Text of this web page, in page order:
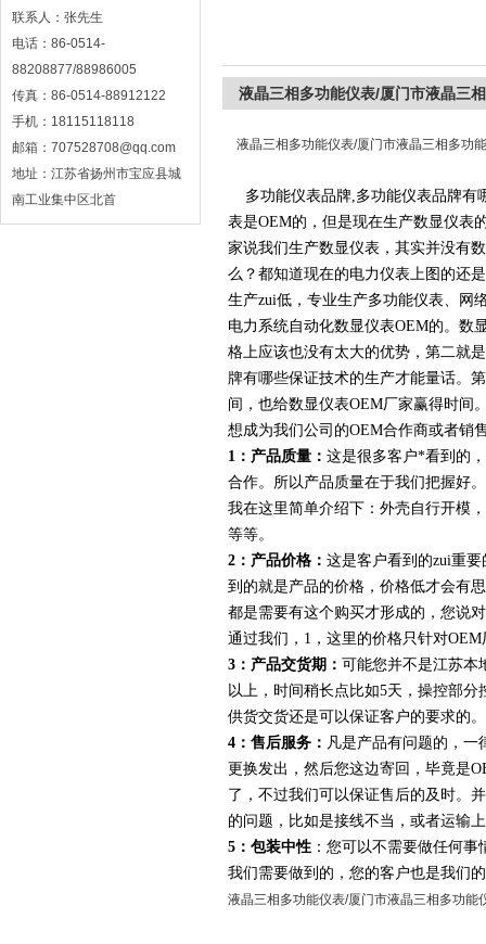
联系人：张先生
电话：86-0514-
88208877/88986005
传真：86-0514-88912122
手机：18115118118
邮箱：707528708@qq.com
地址：江苏省扬州市宝应县城
南工业集中区北首
液晶三相多功能仪表/厦门市液晶三
液晶三相多功能仪表/厦门市液晶三相多功
多功能仪表品牌,多功能仪表品牌有
表是OEM的，但是现在生产数显仪表
家说我们生产数显仪表，其实并没有
么？都知道现在的电力仪表上图的还
生产zui低，专业生产多功能仪表、网
电力系统自动化数显仪表OEM的。数
格上应该也没有太大的优势，第二就
牌有哪些保证技术的生产才能量话。
间，也给数显仪表OEM厂家赢得时间
想成为我们公司的OEM合作商或者销
1：产品质量： 这是很多客户*看到的
合作。所以产品质量在于我们把握好
我在这里简单介绍下：外壳自行开模
等等。
2：产品价格： 这是客户看到的zui重
到的就是产品的价格，价格低才会有
都是需要有这个购买才形成的，您说
通过我们， 1 ，这里的价格只针对
3：产品交货期： 可能您并不是江苏本
以上，时间稍长点比如5天，操控部
供货交货还是可以保证客户的要求的。
4：售后服务： 凡是产品有问题的，
更换发出，然后您这边寄回，毕竟是
了，不过我们可以保证售后的及时。
的问题，比如是接线不当，或者运输
5：包装中性 ：您可以不需要做任何
我们需要做到的，您的客户也是我们
液晶三相多功能仪表/厦门市液晶三相多功